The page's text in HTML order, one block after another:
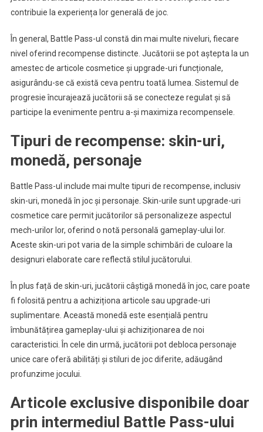
contribuie la experiența lor generală de joc.
În general, Battle Pass-ul constă din mai multe niveluri, fiecare
nivel oferind recompense distincte. Jucătorii se pot aștepta la un
amestec de articole cosmetice și upgrade-uri funcționale,
asigurându-se că există ceva pentru toată lumea. Sistemul de
progresie încurajează jucătorii să se conecteze regulat și să
participe la evenimente pentru a-și maximiza recompensele.
Tipuri de recompense: skin-uri,
monedă, personaje
Battle Pass-ul include mai multe tipuri de recompense, inclusiv
skin-uri, monedă în joc și personaje. Skin-urile sunt upgrade-uri
cosmetice care permit jucătorilor să personalizeze aspectul
mech-urilor lor, oferind o notă personală gameplay-ului lor.
Aceste skin-uri pot varia de la simple schimbări de culoare la
designuri elaborate care reflectă stilul jucătorului.
În plus față de skin-uri, jucătorii câștigă monedă în joc, care poate
fi folosită pentru a achiziționa articole sau upgrade-uri
suplimentare. Această monedă este esențială pentru
îmbunătățirea gameplay-ului și achiziționarea de noi
caracteristici. În cele din urmă, jucătorii pot debloca personaje
unice care oferă abilități și stiluri de joc diferite, adăugând
profunzime jocului.
Articole exclusive disponibile doar
prin intermediul Battle Pass-ului